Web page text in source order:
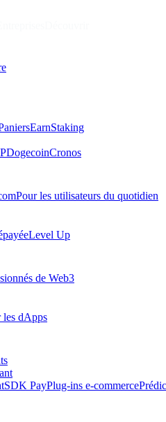
EarnStaking
DogecoinCronos
Pour les utilisateurs du quotidien
Level Up
de Web3
les dApps
SDK PayPlug-ins e-commerce